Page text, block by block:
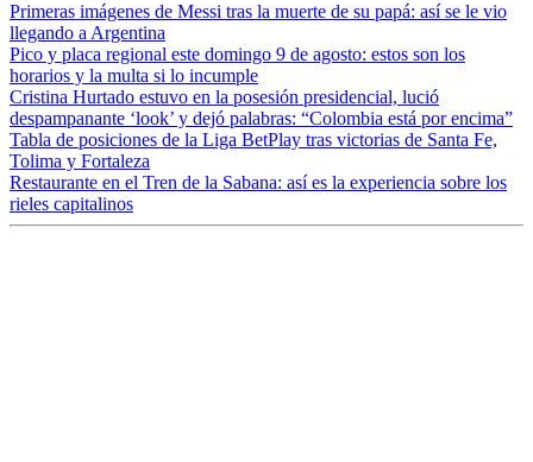
Primeras imágenes de Messi tras la muerte de su papá: así se le vio
llegando a Argentina
Pico y placa regional este domingo 9 de agosto: estos son los
horarios y la multa si lo incumple
Cristina Hurtado estuvo en la posesión presidencial, lució
despampanante ‘look’ y dejó palabras: “Colombia está por encima”
Tabla de posiciones de la Liga BetPlay tras victorias de Santa Fe,
Tolima y Fortaleza
Restaurante en el Tren de la Sabana: así es la experiencia sobre los
rieles capitalinos